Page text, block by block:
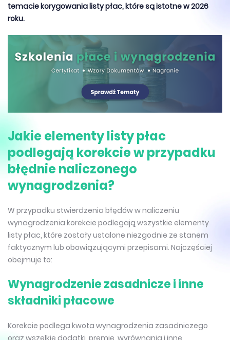
temacie korygowania listy płac, które są istotne w 2026
roku.
Jakie elementy listy płac
podlegają korekcie w przypadku
błędnie naliczonego
wynagrodzenia?
W przypadku stwierdzenia błędów w naliczeniu
wynagrodzenia korekcie podlegają wszystkie elementy
listy płac, które zostały ustalone niezgodnie ze stanem
faktycznym lub obowiązującymi przepisami. Najczęściej
obejmuje to:
Wynagrodzenie zasadnicze i inne
składniki płacowe
Korekcie podlega kwota wynagrodzenia zasadniczego
oraz wszelkie dodatki, premie, wyrównania i inne